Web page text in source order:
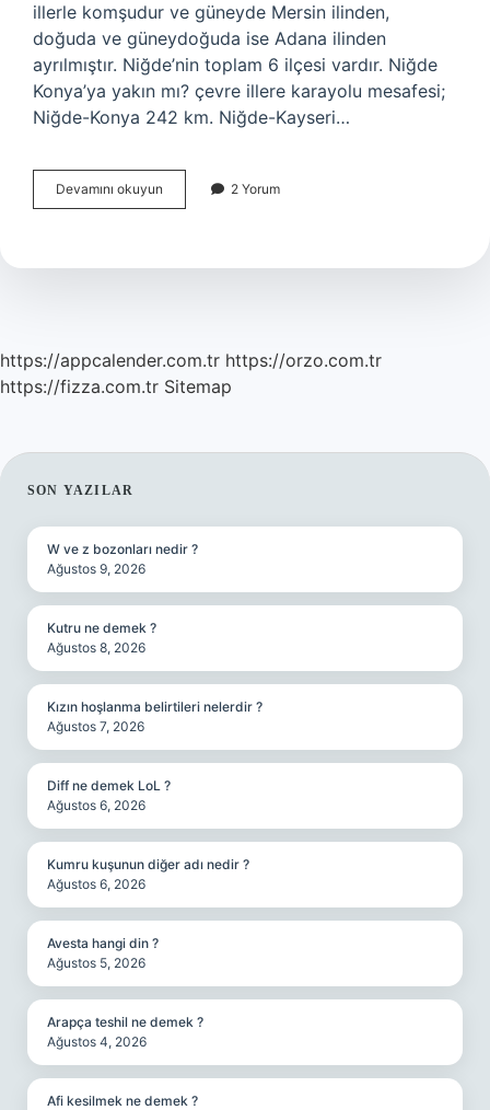
illerle komşudur ve güneyde Mersin ilinden,
doğuda ve güneydoğuda ise Adana ilinden
ayrılmıştır. Niğde’nin toplam 6 ilçesi vardır. Niğde
Konya’ya yakın mı? çevre illere karayolu mesafesi;
Niğde-Konya 242 km. Niğde-Kayseri…
Devamını okuyun
Hangi
2 Yorum
https://appcalender.com.tr https://orzo.com.tr
https://fizza.com.tr Sitemap
SIDEBAR
SON YAZILAR
W ve z bozonları nedir ?
Ağustos 9, 2026
Kutru ne demek ?
Ağustos 8, 2026
Kızın hoşlanma belirtileri nelerdir ?
Ağustos 7, 2026
Diff ne demek LoL ?
Ağustos 6, 2026
Kumru kuşunun diğer adı nedir ?
Ağustos 6, 2026
Avesta hangi din ?
Ağustos 5, 2026
Arapça teshil ne demek ?
Ağustos 4, 2026
Afi kesilmek ne demek ?